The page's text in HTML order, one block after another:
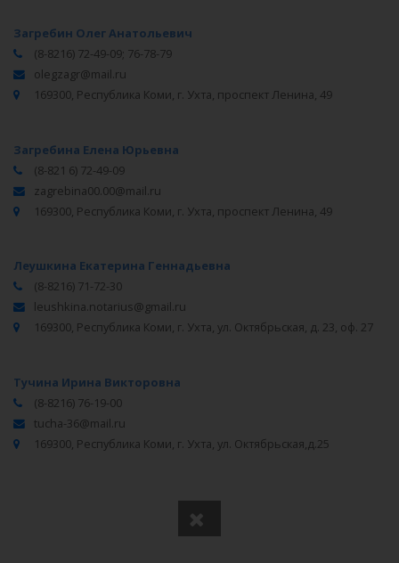
Загребин Олег Анатольевич
(8-8216) 72-49-09; 76-78-79
olegzagr@mail.ru
169300, Республика Коми, г. Ухта, проспект Ленина, 49
Загребина Елена Юрьевна
(8-821 6) 72-49-09
zagrebina00.00@mail.ru
169300, Республика Коми, г. Ухта, проспект Ленина, 49
Леушкина Екатерина Геннадьевна
(8-8216) 71-72-30
leushkina.notarius@gmail.ru
169300, Республика Коми, г. Ухта, ул. Октябрьская, д. 23, оф. 27
Тучина Ирина Викторовна
(8-8216) 76-19-00
tucha-36@mail.ru
169300, Республика Коми, г. Ухта, ул. Октябрьская,д.25